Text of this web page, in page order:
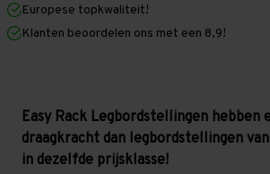
mm
x
legbordniveaus
-
130
kg
mm
x
legbordniveaus
-
130
kg
Europese topkwaliteit!
Klanten beoordelen ons met een 8,9!
Easy Rack Legbordstellingen hebben
draagkracht dan legbordstellingen
in dezelfde prijsklasse!